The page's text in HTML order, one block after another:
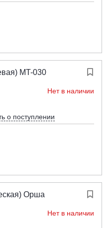

MT-030
Нет в наличии
о поступлении

Орша
Нет в наличии